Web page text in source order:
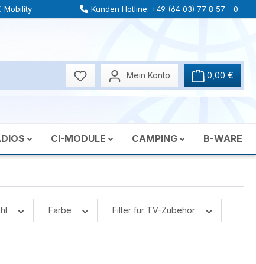
Mobility Kunden Hotline: +49 (64 03) 77 8 57 - 0
Mein Konto 0,00 €
CI-MODULE CAMPING B-WARE
Farbe Filter für TV-Zubehör